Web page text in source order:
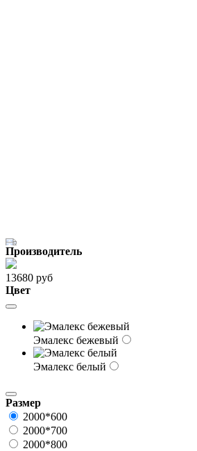
Производитель
13680 руб
Цвет
Эмалекс бежевый
Эмалекс белый
Размер
2000*600
2000*700
2000*800